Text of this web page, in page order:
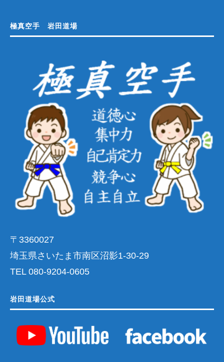
極真空手 岩田道場
〒3360027
埼玉県さいたま市南区沼影1-30-29
TEL 080-9204-0605
岩田道場公式